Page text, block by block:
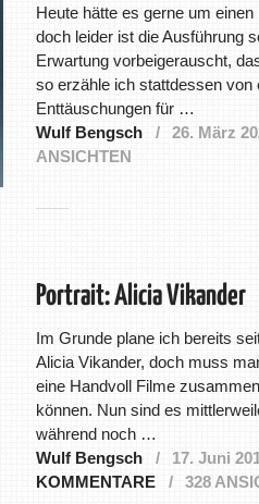
Heute hätte es gerne um
doch leider ist die Ausführung
Erwartung vorbeigerauscht,
so erzähle ich stattdessen von
Enttäuschungen für …
Wulf Bengsch
26. März
ANSICHTEN
Portrait: Alicia Vikander
Im Grunde plane ich bereits
Alicia Vikander, doch muss
eine Handvoll Filme
können. Nun sind es
während noch …
Wulf Bengsch
17. Juni
KOMMENTARE
328